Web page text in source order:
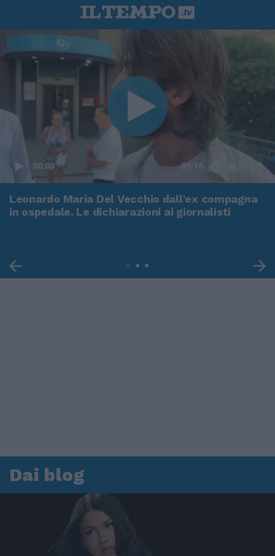
00:00 01:16
Leonardo Maria Del Vecchio dall'ex compagna
in ospedale. Le dichiarazioni ai giornalisti
Dai blog